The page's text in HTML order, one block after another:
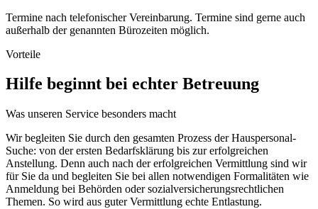
Termine nach telefonischer Vereinbarung. Termine sind gerne auch
außerhalb der genannten Bürozeiten möglich.
Vorteile
Hilfe beginnt bei echter Betreuung
Was unseren Service besonders macht
Wir begleiten Sie durch den gesamten Prozess der Hauspersonal-
Suche: von der ersten Bedarfsklärung bis zur erfolgreichen
Anstellung. Denn auch nach der erfolgreichen Vermittlung sind wir
für Sie da und begleiten Sie bei allen notwendigen Formalitäten wie
Anmeldung bei Behörden oder sozialversicherungsrechtlichen
Themen. So wird aus guter Vermittlung echte Entlastung.